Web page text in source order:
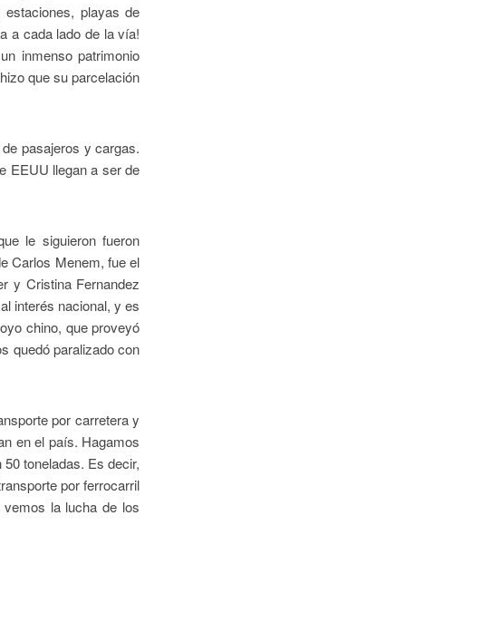
playas de
a cada lado de la vía!
inmenso patrimonio
que su parcelación
pasajeros y cargas.
EEUU llegan a ser de
le siguieron fueron
Carlos Menem, fue el
y Cristina Fernandez
interés nacional, y es
chino, que proveyó
quedó paralizado con
por carretera y
en el país. Hagamos
toneladas. Es decir,
por ferrocarril
la lucha de los